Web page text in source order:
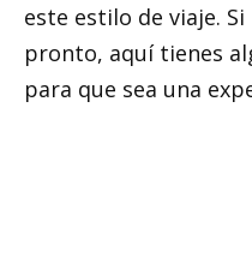
este estilo de viaje.
pronto, aquí tienes
para que sea una